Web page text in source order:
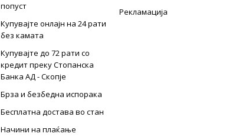
попуст
Купувајте онлајн на 24 рати
без камата
Купувајте до 72 рати со
кредит преку Стопанска
Банка АД - Скопје
Брза и безбедна испорака
Бесплатна достава во стан
Начини на плаќање
Рекламација